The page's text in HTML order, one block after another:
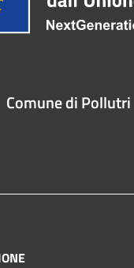
Comune di Pollutri